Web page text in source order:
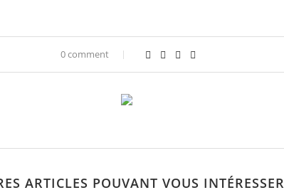
0 comment
ARTICLES POUVANT VOUS INTÉRESSER